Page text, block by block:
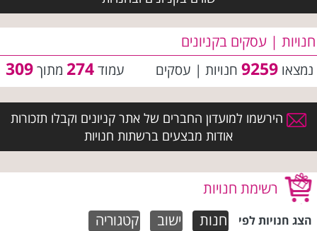
חנויות | עסקים בקניונים
עמוד274 מתוך309 נמצאו 9259 חנויות | עסקים
הירשמו למועדון החברים של אתר קניונים וקבלו תזכורות
אודות מבצעים ברשתות חנויות
רשימת חנויות
הצג חנויות לפי חנות ישוב קטגוריה